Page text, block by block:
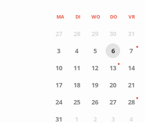
MA DI WO DO VR
27 28 29 30 31
3
4 5 6 7
10
11 12 13 14
17
18 19 20 21
24
25 26 27 28
31
1 2 3 4